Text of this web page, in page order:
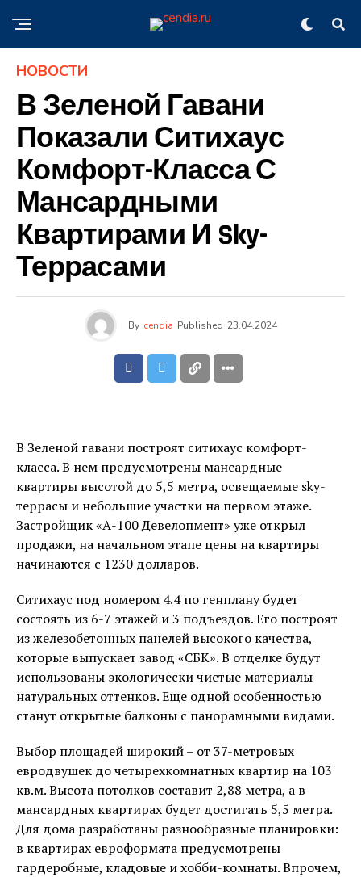
НОВОСТИ
В Зеленой Гавани
Показали Ситихаус
Комфорт-Класса С
Мансардными
Квартирами И Sky-
Террасами
By cendia Published 23.04.2024
В Зеленой гавани построят ситихаус комфорт-
класса. В нем предусмотрены мансардные
квартиры высотой до 5,5 метра, освещаемые sky-
террасы и небольшие участки на первом этаже.
Застройщик «А-100 Девелопмент» уже открыл
продажи, на начальном этапе цены на квартиры
начинаются с 1230 долларов.
Ситихаус под номером 4.4 по генплану будет
состоять из 6-7 этажей и 3 подъездов. Его построят
из железобетонных панелей высокого качества,
которые выпускает завод «СБК». В отделке будут
использованы экологически чистые материалы
натуральных оттенков. Еще одной особенностью
станут открытые балконы с панорамными видами.
Выбор площадей широкий – от 37-метровых
евродвушек до четырехкомнатных квартир на 103
кв.м. Высота потолков составит 2,88 метра, а в
мансардных квартирах будет достигать 5,5 метра.
Для дома разработаны разнообразные планировки:
в квартирах евроформата предусмотрены
гардеробные, кладовые и хобби-комнаты. Впрочем,